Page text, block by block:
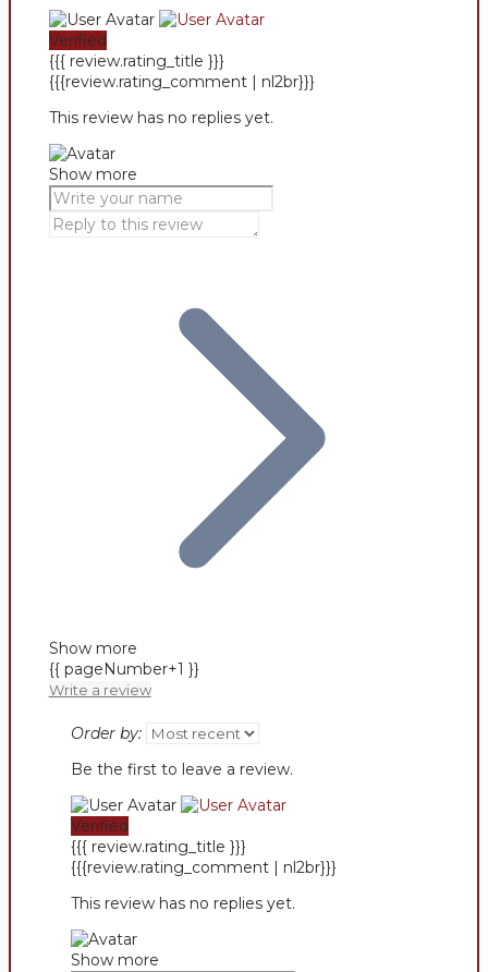
Verified
{{{ review.rating_title }}}
{{{review.rating_comment | nl2br}}}
This review has no replies yet.
Show more
Show more
{{ pageNumber+1 }}
Write a review
Order by:
Be the first to leave a review.
Verified
{{{ review.rating_title }}}
{{{review.rating_comment | nl2br}}}
This review has no replies yet.
Show more